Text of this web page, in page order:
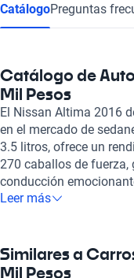
CatálogoPreguntas
Catálogo de
Mil Pesos
El Nissan Altima 2016
en el mercado de
3.5 litros, ofrece un
270 caballos de
conducción
moderno no solo
también destaca por
pasajeros, siendo ideal
Leer más
Similares a
Mil Pesos